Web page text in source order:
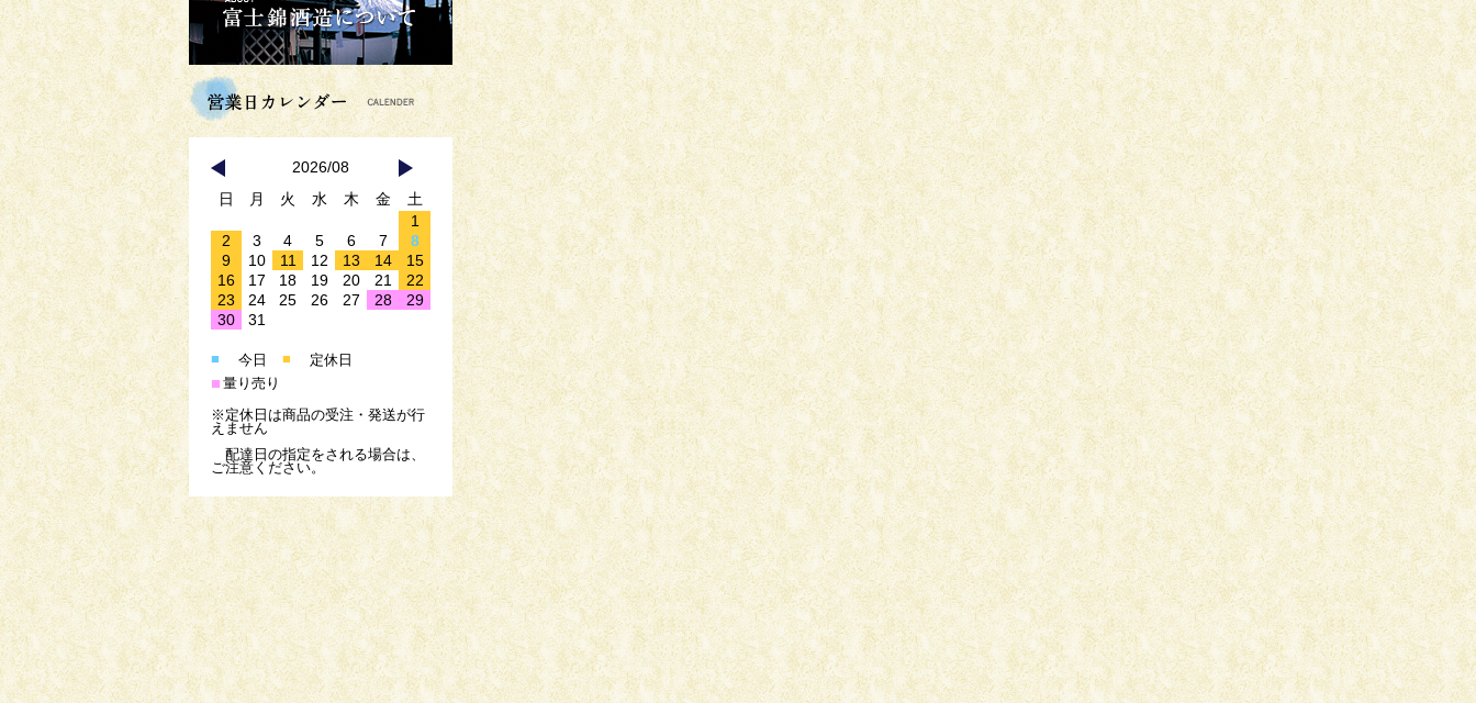
2026/08
日
月 火 水 木 金
土
1
2
3 4 5 6 7
8
9
10 11 12 13 14
15
16
17 18 19 20 21
22
23
24 25 26 27 28
29
30
31
■ 今日 ■ 定休日
■ 量り売り
※定休日は商品の受注・発送が行
えません
配達日の指定をされる場合は、
ご注意ください。